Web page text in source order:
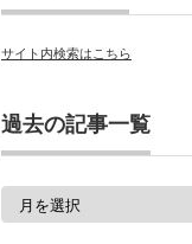
サイト内検索はこちら
過去の記事一覧
過